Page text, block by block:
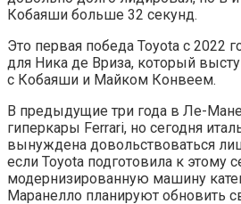
Кобаяши больше 32 секунд.
Это первая победа Toyota с 2022
для Ника де Вриза, который
с Кобаяши и Майком Конвеем.
В предыдущие три года в Ле-
гиперкары Ferrari, но сегодня
вынуждена довольствоваться
если Toyota подготовила к этому
модернизированную машину
Маранелло планируют обновить